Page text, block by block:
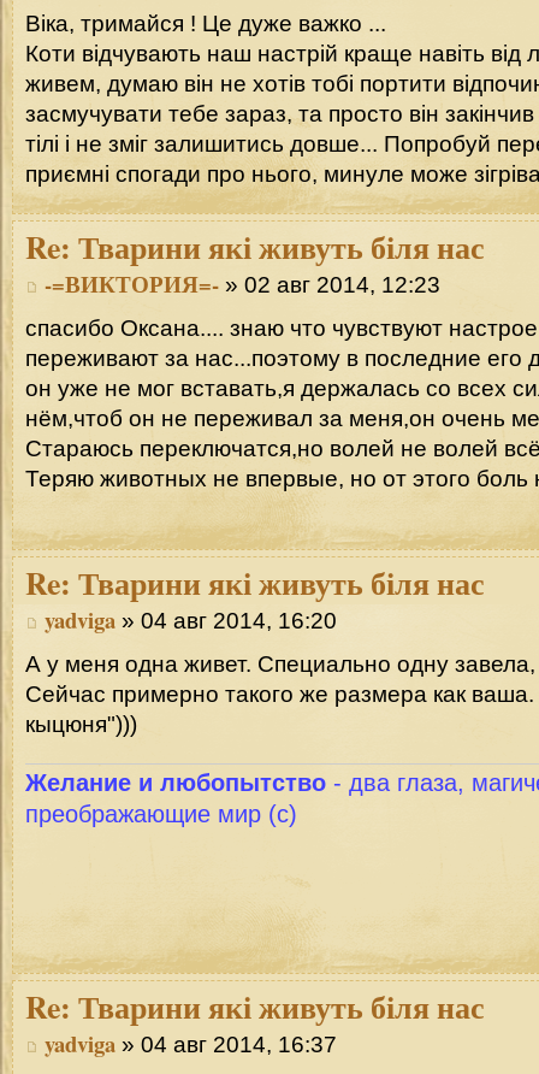
Віка, тримайся ! Це дуже важко ...
Коти відчувають наш настрій краще навіть
живем, думаю він не хотів тобі портити
засмучувати тебе зараз, та просто він
тілі і не зміг залишитись довше... Попробуй
приємні спогади про нього, минуле може
Re: Тварини які живуть біля нас
-=ВИКТОРИЯ=- » 02 авг 2014, 12:23
спасибо Оксана.... знаю что чувствуют
переживают за нас...поэтому в последние его
он уже не мог вставать,я держалась со всех
нём,чтоб он не переживал за меня,он очень
Стараюсь переключатся,но волей не волей
Теряю животных не впервые, но от этого
Re: Тварини які живуть біля нас
yadviga » 04 авг 2014, 16:20
А у меня одна живет. Специально одну
Сейчас примерно такого же размера как
кыцюня")))
Желание и любопытство - два глаза,
преображающие мир (с)
Re: Тварини які живуть біля нас
yadviga » 04 авг 2014, 16:37